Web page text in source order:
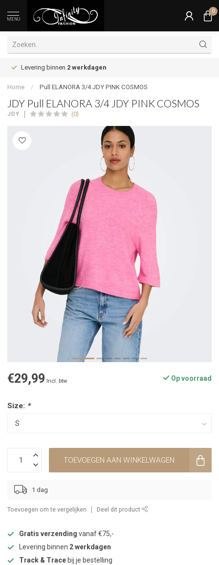
MENU
0
Levering binnen 2 werkdagen
Home / Pull ELANORA 3/4 JDY PINK COSMOS
JDY Pull ELANORA 3/4 JDY PINK COSMOS
JDY (0)
€29,99 Incl. btw Op voorraad
Size: *
TOEVOEGEN AAN WINKELWAGEN
1 dag
Toevoegen om te vergelijken Deel dit product
Gratis verzending vanaf €75,-
Levering binnen 2 werkdagen
Track & Trace bij je bestelling